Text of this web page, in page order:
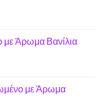
Άρωμα Βανίλια
με Άρωμα